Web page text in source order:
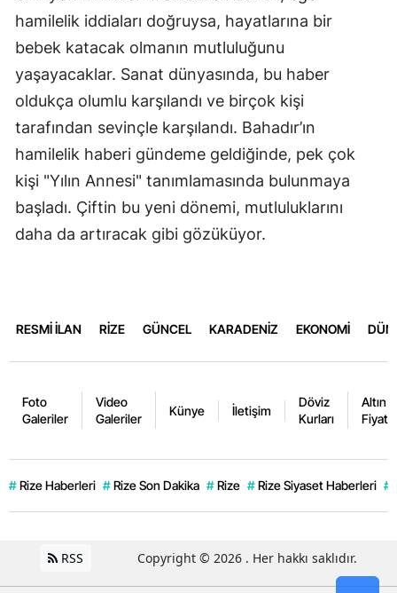
hamilelik iddiaları doğruysa, hayatlarına bir
bebek katacak olmanın mutluluğunu
yaşayacaklar. Sanat dünyasında, bu haber
oldukça olumlu karşılandı ve birçok kişi
tarafından sevinçle karşılandı. Bahadır’ın
hamilelik haberi gündeme geldiğinde, pek çok
kişi "Yılın Annesi" tanımlamasında bulunmaya
başladı. Çiftin bu yeni dönemi, mutluluklarını
daha da artıracak gibi gözüküyor.
RESMİ İLAN RİZE GÜNCEL KARADENİZ EKONOMİ
Foto
Galeriler
Video
Galeriler
Künye İletişim
Döviz
Kurları
Altın
# Rize Haberleri # Rize Son Dakika # Rize # Rize Siyaset Haberleri #
RSS Copyright © 2026 . Her hakkı saklıdır.